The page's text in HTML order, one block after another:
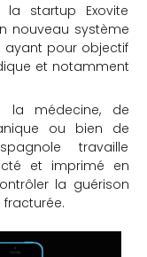
la startup Exovite
nouveau système
ayant pour objectif
et notamment
la médecine, de
ou bien de
travaille
et imprimé en
la guérison
fracturée.